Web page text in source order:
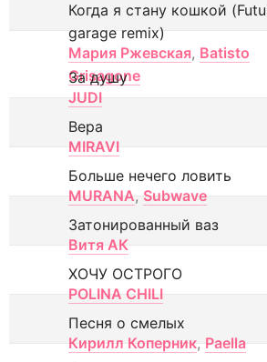
Когда я стану кошкой
garage remix)
Мария Ржевская, Batisto
Grisagone
За душу
JUDI
Вера
MIRAVI
Больше нечего ловить
MURANA, Subwave
Затонированный ваз
Витя АК
ХОЧУ ОСТРОГО
POLINA CHILI
Песня о смелых
Кирилл Коперник, Paella